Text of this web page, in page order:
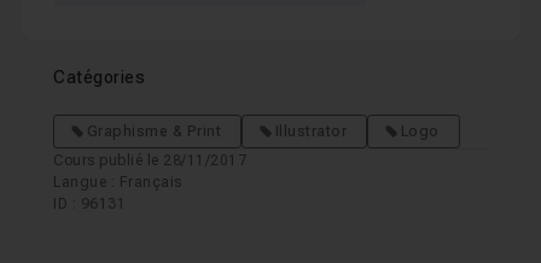
Catégories
Graphisme & Print Illustrator
Logo
Cours publié le 28/11/2017
Langue : Français
ID : 96131